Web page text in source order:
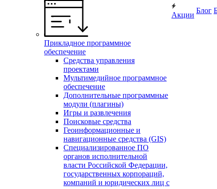
Прикладное программное
обеспечение
Средства управления
проектами
Мультимедийное программное
обеспечение
Дополнительные программные
модули (плагины)
Игры и развлечения
Поисковые средства
Геоинформационные и
навигационные средства (GIS)
Специализированное ПО
органов исполнительной
власти Российской Федерации,
государственных корпораций,
компаний и юридических лиц с
Акции
Блог